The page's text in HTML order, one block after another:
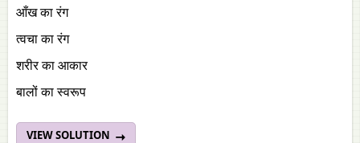
आँख का रंग
त्वचा का रंग
शरीर का आकार
बालों का स्वरूप
VIEW SOLUTION